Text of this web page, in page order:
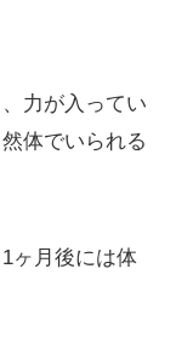
力が入ってい
体でいられる
ヶ月後には体